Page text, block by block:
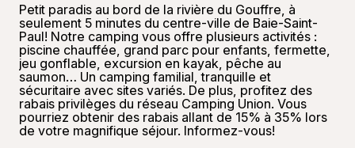
Petit paradis au bord de la rivière du Gouffre, à
seulement 5 minutes du centre-ville de Baie-Saint-
Paul! Notre camping vous offre plusieurs activités :
piscine chauffée, grand parc pour enfants, fermette,
jeu gonflable, excursion en kayak, pêche au
saumon… Un camping familial, tranquille et
sécuritaire avec sites variés. De plus, profitez des
rabais privilèges du réseau Camping Union. Vous
pourriez obtenir des rabais allant de 15% à 35% lors
de votre magnifique séjour. Informez-vous!